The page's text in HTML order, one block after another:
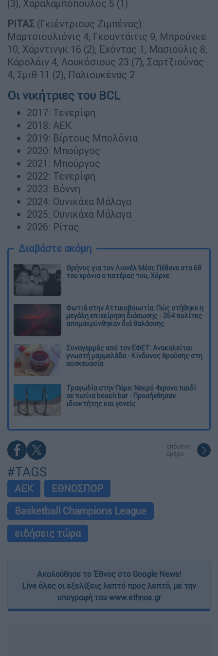
(3), Χαραλαμπόπουλος 5 (1)
ΡΙΤΑΣ (Γκιέντριους Ζιμπένας):
Μαρτσιουλιόνις 4, Γκουντάιτις 9, Μπρούνκε
10, Χάρντινγκ 16 (2), Εχόντας 1, Μασιούλις 8,
Κάρολάιν 4, Λουκόσιους 23 (7), Σαρτζιούνας
4, Σμιθ 11 (2), Παλιουκένας 2
Oι νικήτριες του BCL
2017: Τενερίφη
2018: ΑΕΚ
2019: Βίρτους Μπολόνια
2020: Μπούργος
2021: Μπούργος
2022: Τενερίφη
2023: Βόννη
2024: Ουνικάχα Μάλαγα
2025: Ουνικάχα Μάλαγα
2026: Ρίτας
Διαβάστε ακόμη
Θρήνος για τον Λιονέλ Μέσι: Πέθανε στα 68
του χρόνια ο πατέρας του, Χόρχε
Φωτιά στην Αττικοβοιωτία: Πώς στήθηκε η
μεγάλη επιχείρηση διάσωσης - 254 πολίτες
απομακρύνθηκαν διά θαλάσσης
Συναγερμός από τον ΕΦΕΤ: Ανακαλείται
γνωστή μαρμελάδα - Κίνδυνος θραύσης στη
συσκευασία
Τραγωδία στην Πάρο: Νεκρό 4χρονο παιδί
σε πισίνα beach bar - Προσήχθησαν
ιδιοκτήτης και γονείς
επόμενο
άρθρο
#TAGS
ΑΕΚ
ΕΘΝΟΣΠΟΡ
Basketball Champions League
ειδήσεις τώρα
Ακολούθησε το Έθνος στο Google News!
Live όλες οι εξελίξεις λεπτό προς λεπτό, με την
υπογραφή του www.ethnos.gr